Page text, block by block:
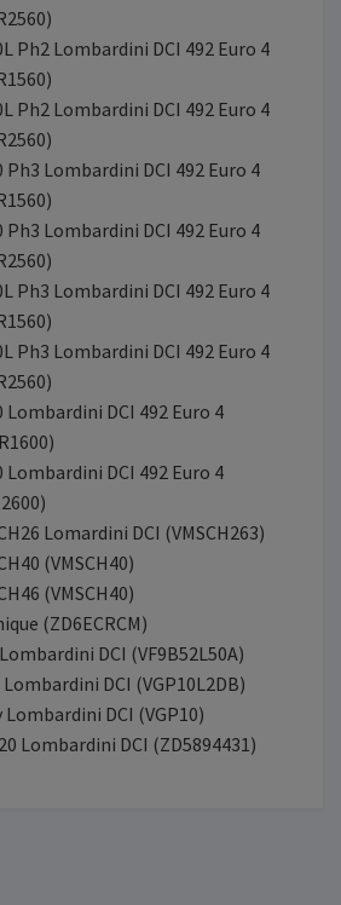
Ph2 Lombardini DCI 492 Euro 4
Ph2 Lombardini DCI 492 Euro 4
Ph3 Lombardini DCI 492 Euro 4
Ph3 Lombardini DCI 492 Euro 4
Ph3 Lombardini DCI 492 Euro 4
Ph3 Lombardini DCI 492 Euro 4
Lombardini DCI 492 Euro 4
Lombardini DCI 492 Euro 4
Lomardini DCI (VMSCH263)
(VMSCH40)
(VMSCH40)
(ZD6ECRCM)
DCI (VF9B52L50A)
DCI (VGP10L2DB)
Lombardini DCI (VGP10)
Lombardini DCI (ZD5894431)